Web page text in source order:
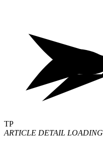
TP
ARTICLE DETAIL LOADING